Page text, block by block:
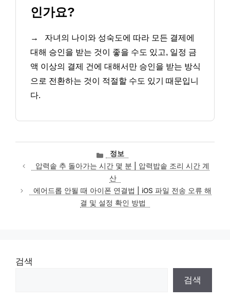
인가요?
→
자녀의 나이와 성숙도에 따라 모든 결제에
대해 승인을 받는 것이 좋을 수도 있고, 일정 금
액 이상의 결제 건에 대해서만 승인을 받는 방식
으로 전환하는 것이 적절할 수도 있기 때문입니
다.
카
테
고
리
정보
압력솥 추 돌아가는 시간 몇 분 | 압력밥솥 조리 시간 계
산
에어드롭 안될 때 아이폰 연결법 | iOS 파일 전송 오류 해
결 및 설정 확인 방법
검색
검색